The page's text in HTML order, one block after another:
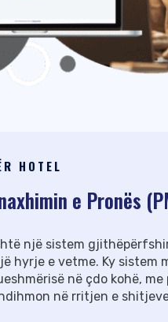
HOTEL
e Pronës
një sistem
hyrje e vetme. Ky sistem
në çdo kohë,
në rritjen e